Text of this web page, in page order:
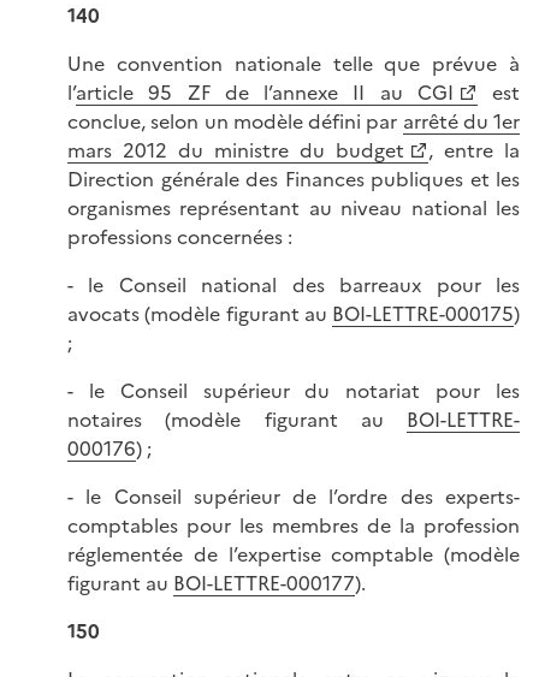
140
Une convention nationale telle que prévue à
l’article 95 ZF de l’annexe II au CGI
est
conclue, selon un modèle défini par arrêté du 1er
mars 2012 du ministre du budget
, entre la
Direction générale des Finances publiques et les
organismes représentant au niveau national les
professions concernées :
- le Conseil national des barreaux pour les
avocats (modèle figurant au BOI-LETTRE-000175)
;
- le Conseil supérieur du notariat pour les
notaires (modèle figurant au BOI-LETTRE-
000176) ;
- le Conseil supérieur de l’ordre des experts-
comptables pour les membres de la profession
réglementée de l’expertise comptable (modèle
figurant au BOI-LETTRE-000177).
150